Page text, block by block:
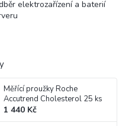
elektrozařízení a baterií
Měřící proužky Roche
Accutrend Cholesterol 25 ks
1 440 Kč